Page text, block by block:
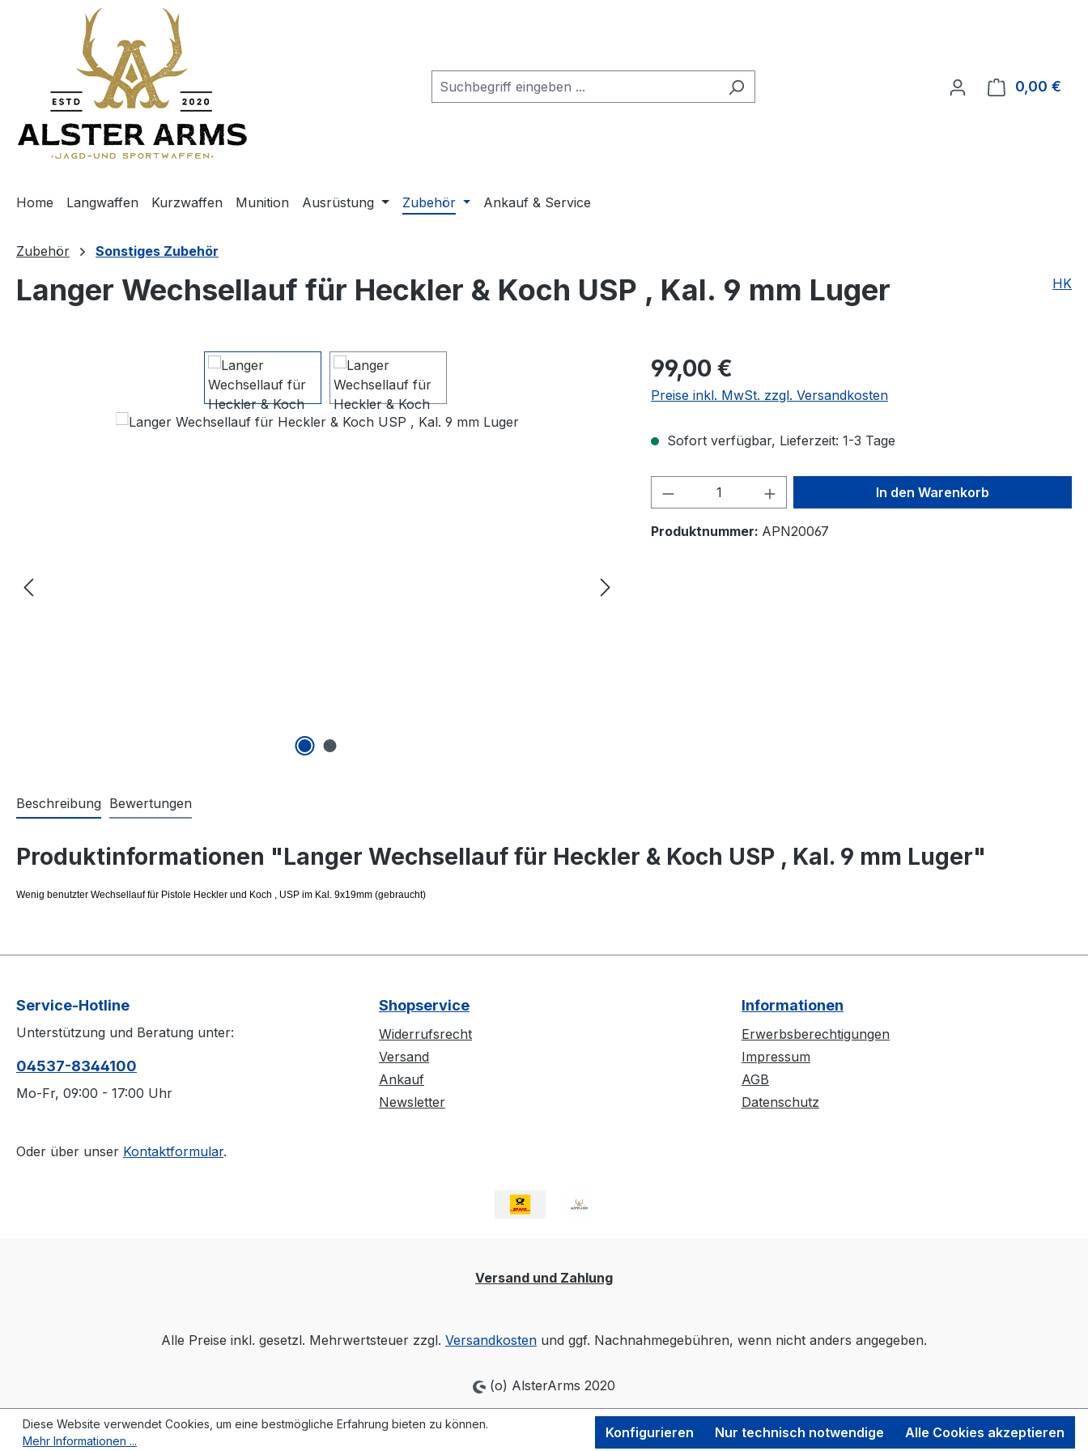
Hauptinhalt springen
Zur Suche springen
Zur Hauptnavigation springen
0,00 €
Home Langwaffen Kurzwaffen Munition Ausrüstung Zubehör Ankauf & Service
Zubehör Sonstiges Zubehör
Langer Wechsellauf für Heckler & Koch USP , Kal. 9 mm Luger HK
99,00 €
Preise inkl. MwSt. zzgl. Versandkosten
Sofort verfügbar, Lieferzeit: 1-3 Tage
Produkt Anzahl: Gib den gewünschten Wert
In den Warenkorb
Produktnummer: APN20067
Beschreibung Bewertungen
Produktinformationen "Langer Wechsellauf für Heckler & Koch USP , Kal. 9 mm Luger"
Wenig benutzter Wechsellauf für Pistole Heckler und Koch , USP im Kal. 9x19mm (gebraucht)
Service-Hotline
Unterstützung und Beratung unter:
04537-8344100
Mo-Fr, 09:00 - 17:00 Uhr
Oder über unser Kontaktformular.
Shopservice
Widerrufsrecht
Versand
Ankauf
Newsletter
Informationen
Erwerbsberechtigungen
Impressum
AGB
Datenschutz
Versand und Zahlung
Alle Preise inkl. gesetzl. Mehrwertsteuer zzgl. Versandkosten und ggf. Nachnahmegebühren, wenn nicht anders angegeben.
(o) AlsterArms 2020
Diese Website verwendet Cookies, um eine bestmögliche Erfahrung bieten zu können.
Mehr Informationen ...
Nur technisch notwendige
Konfigurieren Alle Cookies akzeptieren